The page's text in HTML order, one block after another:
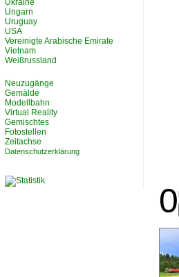
0
Ukraine
Ungarn
Uruguay
USA
Vereinigte Arabische Emirate
Vietnam
Weißrussland
Neuzugänge
Gemälde
Modellbahn
Virtual Reality
Gemischtes
Fotostellen
Zeitachse
Datenschutzerklärung